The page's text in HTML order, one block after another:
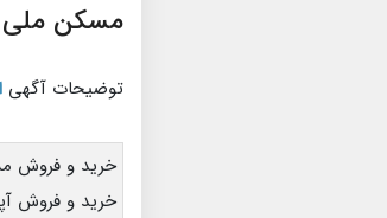
مسکن ملی پرند فاز ۷
توضیحات آگهی
خرید و فروش
خرید و فروش